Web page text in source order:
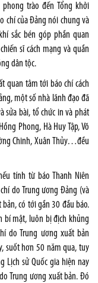
trào đến Tổng khởi
chí của Đảng nói chung và
sắc bén góp phần quan
sĩ cách mạng và quần
dân tộc.
quan tâm tới báo chí cách
một số nhà lãnh đạo đã
sửa bài, tổ chức in và phát
Phong, Hà Huy Tập, Võ
Chinh, Xuân Thủy…đều
tính từ báo Thanh Niên
do Trung ương Đảng (và
bản, có tới gần 30 đầu báo.
bí mật, luôn bị địch khủng
do Trung ương xuất bản
suốt hơn 50 năm qua, tuy
Lịch sử Quốc gia hiện nay
Trung ương xuất bản. Đó